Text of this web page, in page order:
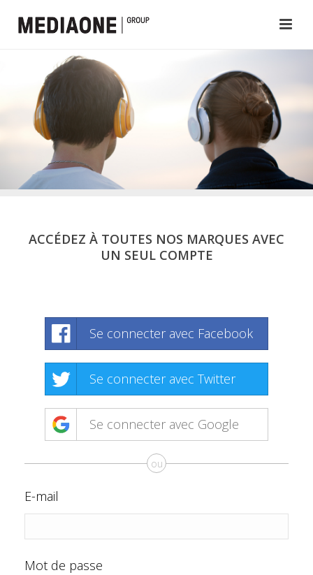
ACCÉDEZ À TOUTES NOS MARQUES AVEC
UN SEUL COMPTE
Se connecter avec Facebook
Se connecter avec Twitter
Se connecter avec Google
ou
E-mail
Mot de passe